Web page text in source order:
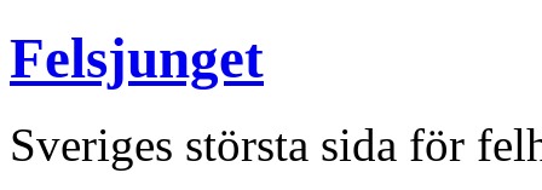
Felsjunget
Sveriges största sida för